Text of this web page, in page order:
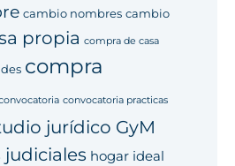
cambio nombres cambio
propia compra de casa
compra
convocatoria practicas
jurídico GyM
judiciales hogar ideal